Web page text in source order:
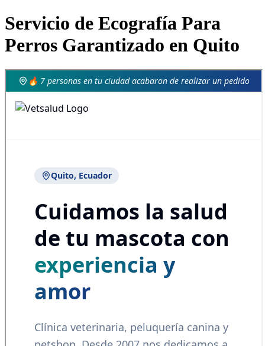
Servicio de Ecografía Para
Perros Garantizado en Quito